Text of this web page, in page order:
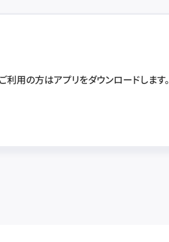
利用の方はアプリをダウンロードします。